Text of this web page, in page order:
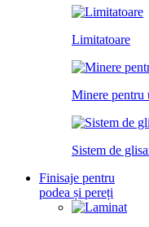
Limitatoare
Minere pentru
Sistem de
Finisaje pentru
podea și pereți